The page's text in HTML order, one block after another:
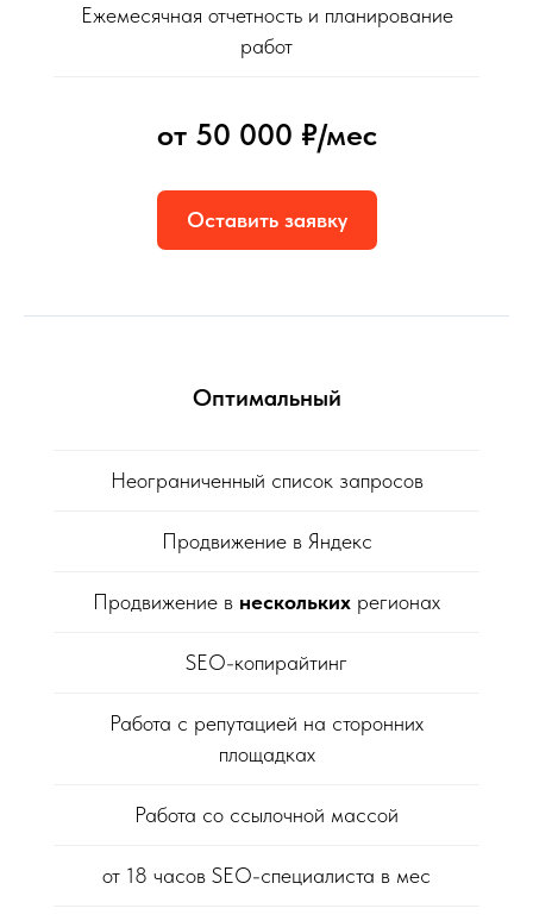
Ежемесячная отчетность и планирование
работ
от 50 000 ₽/мес
Оставить заявку
Оптимальный
Неограниченный список запросов
Продвижение в Яндекс
Продвижение в нескольких регионах
SEO-копирайтинг
Работа с репутацией на сторонних
площадках
Работа со ссылочной массой
от 18 часов SEO-специалиста в мес